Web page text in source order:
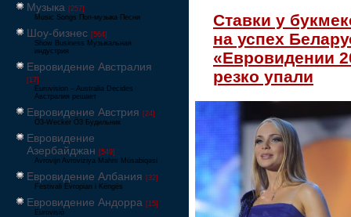
Музыка [257]
Music Songs Поп-музыка Песни
Шоу-бизнес [564]
Show Business Музыкальная
индустрия
Евровидение Австралия
[17]
Eurovision – Australia Decides
Австралия решает
Евровидение Австрия [24]
Ö3-Wecker Ö3 Будильник
Евровидение
Азербайджан [549]
Avrovijn Avroviziya Mahnı Müsabiqəsi
Евровидение Албания [32]
Festivali Evropian i Këngës
Евровидение Андорра [15]
Eurovisió
Ставки у
на успех
«Евровидении
резко упали